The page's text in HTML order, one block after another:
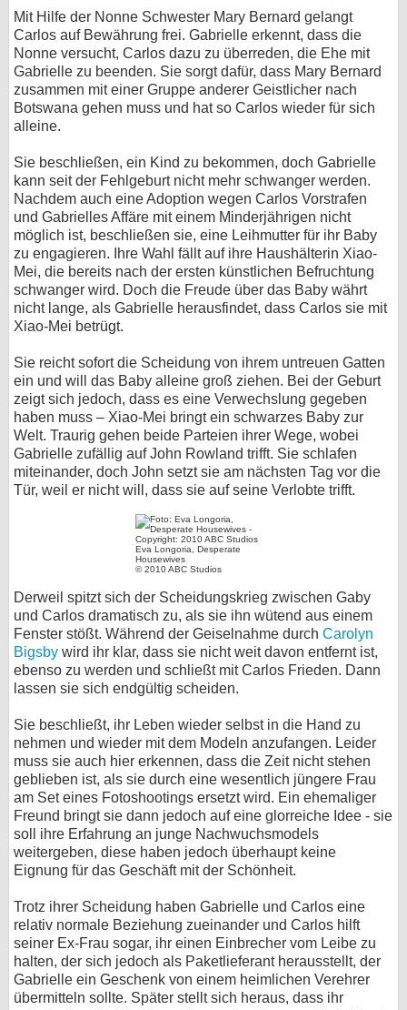
Mit Hilfe der Nonne Schwester Mary Bernard gelangt
Carlos auf Bewährung frei. Gabrielle erkennt, dass die
Nonne versucht, Carlos dazu zu überreden, die Ehe mit
Gabrielle zu beenden. Sie sorgt dafür, dass Mary Bernard
zusammen mit einer Gruppe anderer Geistlicher nach
Botswana gehen muss und hat so Carlos wieder für sich
alleine.
Sie beschließen, ein Kind zu bekommen, doch Gabrielle
kann seit der Fehlgeburt nicht mehr schwanger werden.
Nachdem auch eine Adoption wegen Carlos Vorstrafen
und Gabrielles Affäre mit einem Minderjährigen nicht
möglich ist, beschließen sie, eine Leihmutter für ihr Baby
zu engagieren. Ihre Wahl fällt auf ihre Haushälterin Xiao-
Mei, die bereits nach der ersten künstlichen Befruchtung
schwanger wird. Doch die Freude über das Baby währt
nicht lange, als Gabrielle herausfindet, dass Carlos sie mit
Xiao-Mei betrügt.
Sie reicht sofort die Scheidung von ihrem untreuen Gatten
ein und will das Baby alleine groß ziehen. Bei der Geburt
zeigt sich jedoch, dass es eine Verwechslung gegeben
haben muss – Xiao-Mei bringt ein schwarzes Baby zur
Welt. Traurig gehen beide Parteien ihrer Wege, wobei
Gabrielle zufällig auf John Rowland trifft. Sie schlafen
miteinander, doch John setzt sie am nächsten Tag vor die
Tür, weil er nicht will, dass sie auf seine Verlobte trifft.
Eva Longoria, Desperate
Housewives
© 2010 ABC Studios
Derweil spitzt sich der Scheidungskrieg zwischen Gaby
und Carlos dramatisch zu, als sie ihn wütend aus einem
Fenster stößt. Während der Geiselnahme durch Carolyn
Bigsby wird ihr klar, dass sie nicht weit davon entfernt ist,
ebenso zu werden und schließt mit Carlos Frieden. Dann
lassen sie sich endgültig scheiden.
Sie beschließt, ihr Leben wieder selbst in die Hand zu
nehmen und wieder mit dem Modeln anzufangen. Leider
muss sie auch hier erkennen, dass die Zeit nicht stehen
geblieben ist, als sie durch eine wesentlich jüngere Frau
am Set eines Fotoshootings ersetzt wird. Ein ehemaliger
Freund bringt sie dann jedoch auf eine glorreiche Idee - sie
soll ihre Erfahrung an junge Nachwuchsmodels
weitergeben, diese haben jedoch überhaupt keine
Eignung für das Geschäft mit der Schönheit.
Trotz ihrer Scheidung haben Gabrielle und Carlos eine
relativ normale Beziehung zueinander und Carlos hilft
seiner Ex-Frau sogar, ihr einen Einbrecher vom Leibe zu
halten, der sich jedoch als Paketlieferant herausstellt, der
Gabrielle ein Geschenk von einem heimlichen Verehrer
übermitteln sollte. Später stellt sich heraus, dass ihr